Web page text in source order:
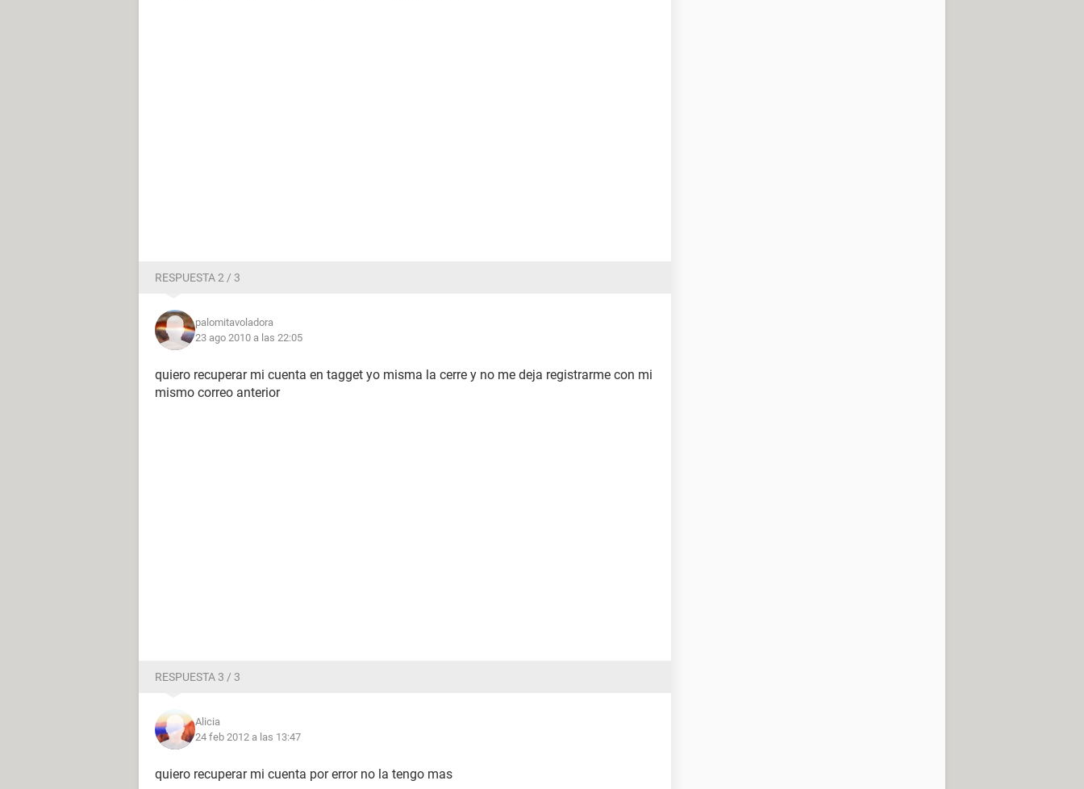
RESPUESTA 2 / 3
palomitavoladora
23 ago 2010 a las 22:05
quiero recuperar mi cuenta en tagget yo misma la cerre y no me deja registrarme con mi
mismo correo anterior
RESPUESTA 3 / 3
Alicia
24 feb 2012 a las 13:47
quiero recuperar mi cuenta por error no la tengo mas